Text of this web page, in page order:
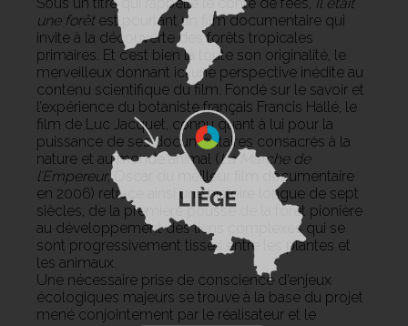
une forêt est pourtant un film documentaire qui
invite à la découverte des forêts tropicales
primaires. Et c’est bien là toute son originalité, le
merveilleux donnant ici une perspective inédite au
contenu scientifique du film. Fondé sur le savoir et
l’expérience du botaniste français Francis Hallé, le
film de Luc Jacquet, connu quant à lui pour la
puissance de ses documentaires consacrés à la
nature et au monde animal (La Marche de
l’Empereur, Oscar du meilleur film documentaire
en 2006) retrace ainsi une histoire longue de sept
siècles, de la première pousse de la forêt pionière
au développement des liens complexes qui se
sont progressivement tissés entre les plantes et
les animaux.
Une nécessaire prise de conscience d’enjeux
écologiques majeurs se trouve à la base du projet
mené conjointement par le réalisateur et le